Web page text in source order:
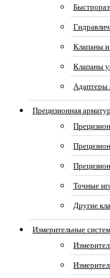
Клапаны и
Клапаны
Адаптеры
Прецизионная
Точные
Другие
Измерительные